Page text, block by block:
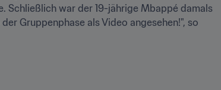
Schließlich war der 19-jährige Mbappé damals
Gruppenphase als Video angesehen!", so